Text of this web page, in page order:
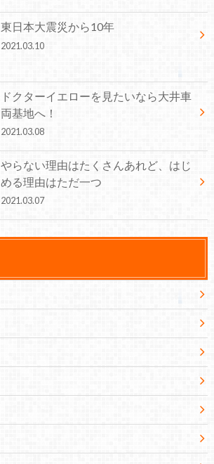
東日本大震災から10年
2021.03.10
ドクターイエローを見たいなら大井車
両基地へ！
2021.03.08
やらない理由はたくさんあれど、はじ
める理由はただ一つ
2021.03.07